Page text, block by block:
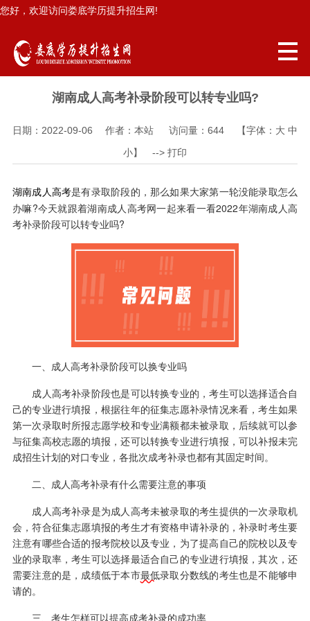
您好，欢迎访问娄底学历提升招生网!
湖南成人高考补录阶段可以转专业吗?
日期：2022-09-06 作者：本站 访问量： 644 【字体： 大 中
小】 --> 打印
湖南成人高考是有录取阶段的，那么如果大家第一轮没能录取怎么
办嘛?今天就跟着湖南成人高考网一起来看一看2022年湖南成人高
考补录阶段可以转专业吗?
一、成人高考补录阶段可以换专业吗
成人高考补录阶段也是可以转换专业的，考生可以选择适合自
己的专业进行填报，根据往年的征集志愿补录情况来看，考生如果
第一次录取时所报志愿学校和专业满额都未被录取，后续就可以参
与征集高校志愿的填报，还可以转换专业进行填报，可以补报未完
成招生计划的对口专业，各批次成考补录也都有其固定时间。
二、成人高考补录有什么需要注意的事项
成人高考补录是为成人高考未被录取的考生提供的一次录取机
会，符合征集志愿填报的考生才有资格申请补录的，补录时考生要
注意有哪些合适的报考院校以及专业，为了提高自己的院校以及专
业的录取率，考生可以选择最适合自己的专业进行填报，其次，还
需要注意的是，成绩低于本市最低录取分数线的考生也是不能够申
请的。
三、考生怎样可以提高成考补录的成功率